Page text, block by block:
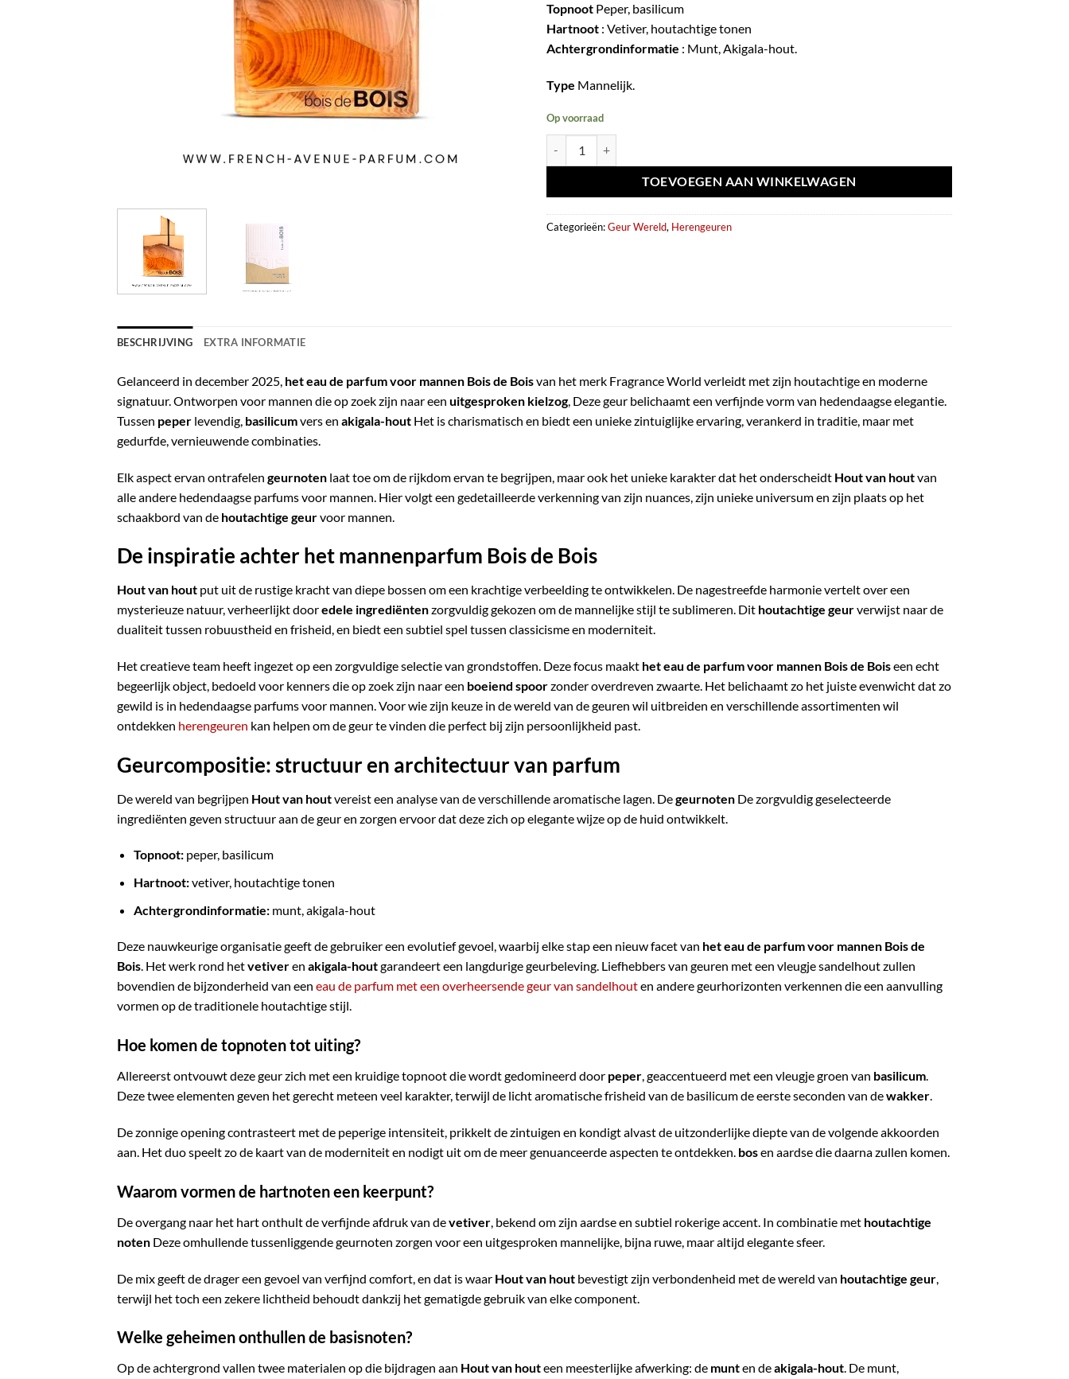
Topnoot Peper, basilicum
Hartnoot : Vetiver, houtachtige tonen
Achtergrondinformatie : Munt, Akigala-hout.
Type Mannelijk.
Op voorraad
TOEVOEGEN AAN WINKELWAGEN
Categorieën:Geur Wereld, Herengeuren
BESCHRIJVING EXTRA INFORMATIE
Gelanceerd in december 2025, het eau de parfum voor mannen Bois de Boisvan het merk Fragrance World verleidt met zijn houtachtige en moderne
signatuur. Ontworpen voor mannen die op zoek zijn naar een uitgesproken kielzog, Deze geur belichaamt een verfijnde vorm van hedendaagse elegantie.
Tussen peper levendig, basilicumvers en akigala-hout Het is charismatisch en biedt een unieke zintuiglijke ervaring, verankerd in traditie, maar met
gedurfde, vernieuwende combinaties.
Elk aspect ervan ontrafelen geurnoten laat toe om de rijkdom ervan te begrijpen, maar ook het unieke karakter dat het onderscheidt Hout van houtvan
alle andere hedendaagse parfums voor mannen. Hier volgt een gedetailleerde verkenning van zijn nuances, zijn unieke universum en zijn plaats op het
schaakbord van de houtachtige geurvoor mannen.
De inspiratie achter het mannenparfum Bois de Bois
Hout van hout put uit de rustige kracht van diepe bossen om een krachtige verbeelding te ontwikkelen. De nagestreefde harmonie vertelt over een
mysterieuze natuur, verheerlijkt dooredele ingrediëntenzorgvuldig gekozen om de mannelijke stijl te sublimeren. Dit houtachtige geurverwijst naar de
dualiteit tussen robuustheid en frisheid, en biedt een subtiel spel tussen classicisme en moderniteit.
Het creatieve team heeft ingezet op een zorgvuldige selectie van grondstoffen. Deze focus maakt het eau de parfum voor mannen Bois de Boiseen echt
begeerlijk object, bedoeld voor kenners die op zoek zijn naar een boeiend spoorzonder overdreven zwaarte. Het belichaamt zo het juiste evenwicht dat zo
gewild is in hedendaagse parfums voor mannen. Voor wie zijn keuze in de wereld van de geuren wil uitbreiden en verschillende assortimenten wil
ontdekken herengeuren kan helpen om de geur te vinden die perfect bij zijn persoonlijkheid past.
Geurcompositie: structuur en architectuur van parfum
De wereld van begrijpen Hout van houtvereist een analyse van de verschillende aromatische lagen. Degeurnoten De zorgvuldig geselecteerde
ingrediënten geven structuur aan de geur en zorgen ervoor dat deze zich op elegante wijze op de huid ontwikkelt.
Topnoot:peper, basilicum
Hartnoot:vetiver, houtachtige tonen
Achtergrondinformatie:munt, akigala-hout
Deze nauwkeurige organisatie geeft de gebruiker een evolutief gevoel, waarbij elke stap een nieuw facet van het eau de parfum voor mannen Bois de
Bois. Het werk rond hetvetiveren akigala-houtgarandeert een langdurige geurbeleving. Liefhebbers van geuren met een vleugje sandelhout zullen
bovendien de bijzonderheid van een eau de parfum met een overheersende geur van sandelhouten andere geurhorizonten verkennen die een aanvulling
vormen op de traditionele houtachtige stijl.
Hoe komen de topnoten tot uiting?
Allereerst ontvouwt deze geur zich met een kruidige topnoot die wordt gedomineerd door peper, geaccentueerd met een vleugje groen van basilicum.
Deze twee elementen geven het gerecht meteen veel karakter, terwijl de licht aromatische frisheid van de basilicum de eerste seconden van dewakker.
De zonnige opening contrasteert met de peperige intensiteit, prikkelt de zintuigen en kondigt alvast de uitzonderlijke diepte van de volgende akkoorden
aan. Het duo speelt zo de kaart van de moderniteit en nodigt uit om de meer genuanceerde aspecten te ontdekken. bosen aardse die daarna zullen komen.
Waarom vormen de hartnoten een keerpunt?
De overgang naar het hart onthult de verfijnde afdruk van devetiver, bekend om zijn aardse en subtiel rokerige accent. In combinatie met houtachtige
noten Deze omhullende tussenliggende geurnoten zorgen voor een uitgesproken mannelijke, bijna ruwe, maar altijd elegante sfeer.
De mix geeft de drager een gevoel van verfijnd comfort, en dat is waar Hout van hout bevestigt zijn verbondenheid met de wereld van houtachtige geur
terwijl het toch een zekere lichtheid behoudt dankzij het gematigde gebruik van elke component.
Welke geheimen onthullen de basisnoten?
Op de achtergrond vallen twee materialen op die bijdragen aan Hout van houteen meesterlijke afwerking: de munten deakigala-hout. De munt,